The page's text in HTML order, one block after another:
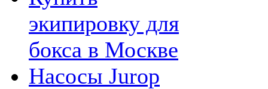
экипировку для
бокса в Москве
Насосы Jurop